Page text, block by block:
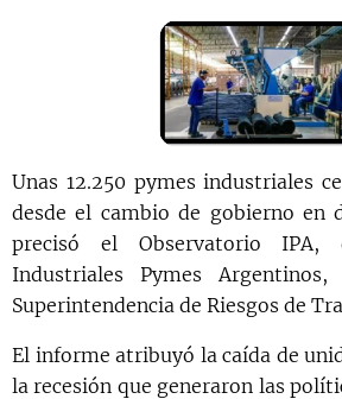
Unas 12.250 pymes industriales
desde el cambio de gobierno en
precisó el Observatorio IPA,
Industriales Pymes
Superintendencia de Riesgos de
El informe atribuyó la caída de
la recesión que generaron las